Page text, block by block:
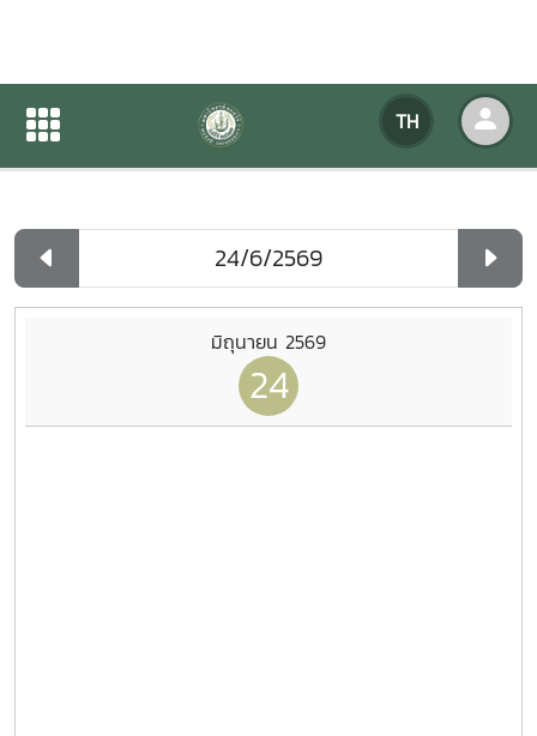
TH
ปฏิทินกิจกรรมของหน่วยงาน
ปฏิทินกิจกรรมของหน่วยงาน
มิถุนายน 2569
24